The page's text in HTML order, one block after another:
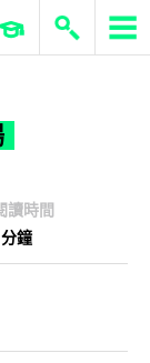
ERP 與商業 AI
讀時間
鐘